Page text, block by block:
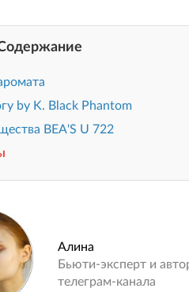
by K. Black Phantom
BEA'S U 722
Алина
Бьюти-эксперт и
телеграм-канала